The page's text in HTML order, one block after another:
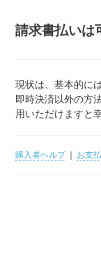
請求書払いは
現状は、基本的に
即時決済以外の方
用いただけますと
購入者ヘルプ｜ お支